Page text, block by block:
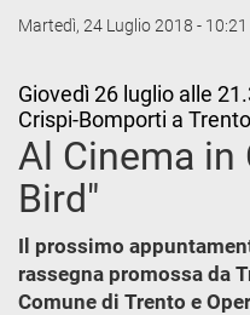
Martedì, 24 Luglio 2018 - 10:21
Giovedì 26 luglio alle
Crispi-Bomporti a Trento
Al Cinema in
Bird"
Il prossimo
rassegna promossa da
Comune di Trento e